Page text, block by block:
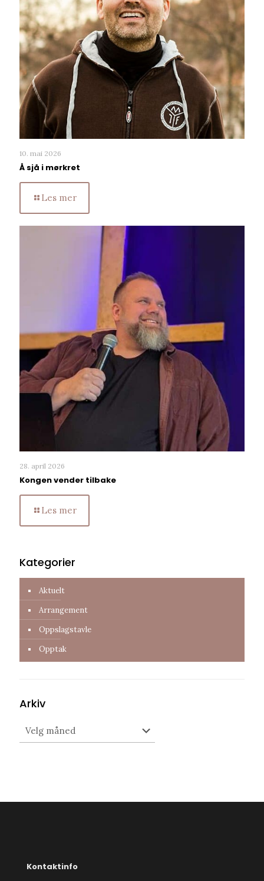
10. mai 2026
Å sjå i mørkret
Les mer
28. april 2026
Kongen vender tilbake
Les mer
Kategorier
Aktuelt
Arrangement
Oppslagstavle
Opptak
Arkiv
Kontaktinfo